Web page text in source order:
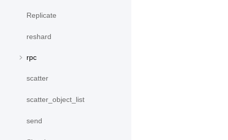
Replicate
reshard
rpc
scatter
scatter_object_list
send